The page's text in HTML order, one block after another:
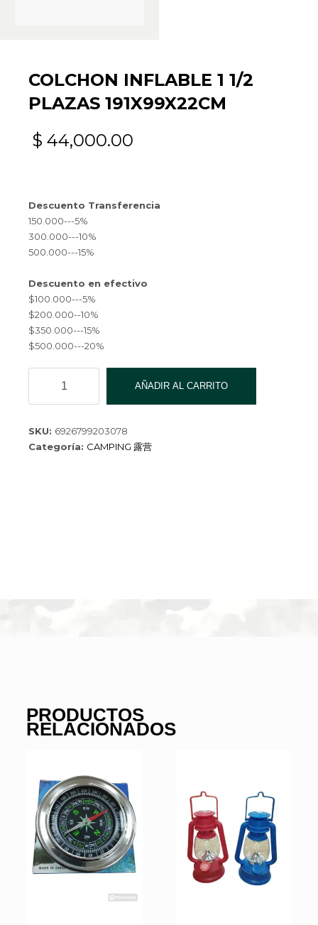
COLCHON INFLABLE 1 1/2
PLAZAS 191X99X22CM
$ 44,000.00
Descuento Transferencia
150.000---5%
300.000---10%
500.000---15%
Descuento en efectivo
$100.000---5%
$200.000--10%
$350.000---15%
$500.000---20%
INFLABLE
1
PLAZAS
191X99X22CM
AÑADIR AL CARRITO
SKU: 6926799203078
Categoría: CAMPING 露营
PRODUCTOS
RELACIONADOS